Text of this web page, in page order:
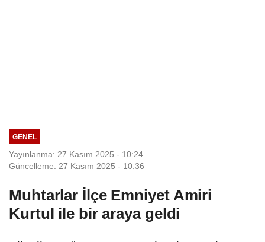
GENEL
Yayınlanma: 27 Kasım 2025 - 10:24
Güncelleme: 27 Kasım 2025 - 10:36
Muhtarlar İlçe Emniyet Amiri
Kurtul ile bir araya geldi